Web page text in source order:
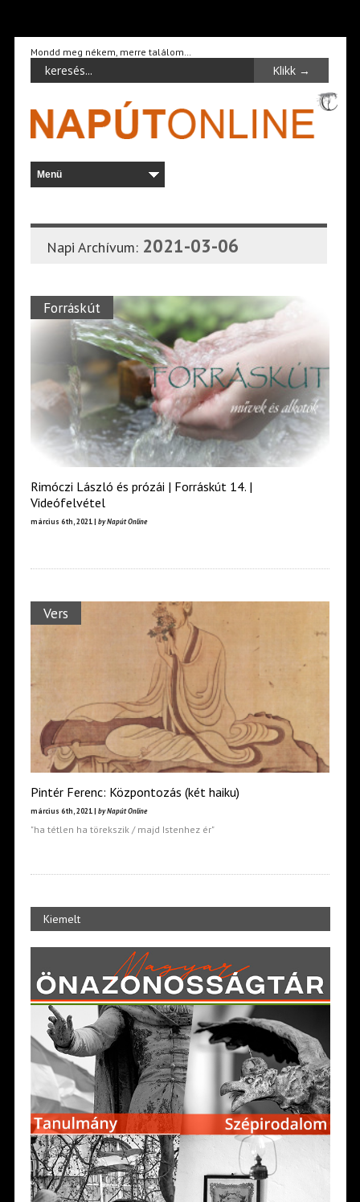
Mondd meg nékem, merre találom…
Napi Archívum: 2021-03-06
Forráskút
Rimóczi László és prózái | Forráskút 14. |
Videófelvétel
március 6th, 2021 | by Napút Online
Vers
Pintér Ferenc: Központozás (két haiku)
március 6th, 2021 | by Napút Online
"ha tétlen ha törekszik / majd Istenhez ér"
Kiemelt